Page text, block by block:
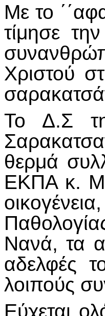
Με το
τίμησε
Χριστού
Το Δ.Σ
θερμά
ΕΚΠΑ κ.
Νανά, τα
αδελφές
λοιπούς
Εύχεται